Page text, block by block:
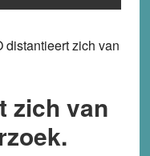
distantieert zich van
zich van